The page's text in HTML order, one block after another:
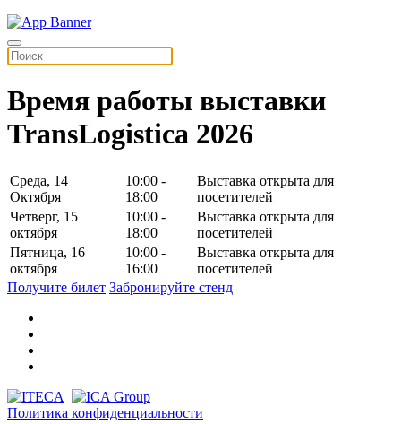
Время работы выставки
TransLogistica 2026
Среда, 14
Октября
10:00 -
18:00
Выставка открыта для
посетителей
Четверг, 15
октября
10:00 -
18:00
Выставка открыта для
посетителей
Пятница, 16
октября
10:00 -
16:00
Выставка открыта для
посетителей
Получите билет Забронируйте стенд
Политика конфиденциальности